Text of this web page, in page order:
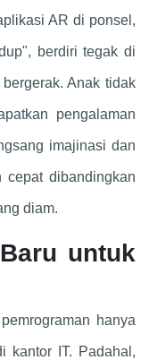
AR di ponsel,
berdiri tegak di
Anak tidak
pengalaman
imajinasi dan
cepat dibandingkan
diam.
untuk
hanya
kantor IT. Padahal,